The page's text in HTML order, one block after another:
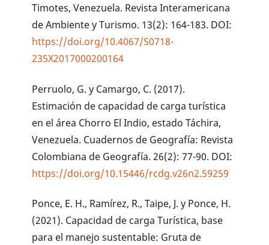
Timotes, Venezuela. Revista Interamericana
de Ambiente y Turismo. 13(2): 164-183. DOI:
https://doi.org/10.4067/S0718-
235X2017000200164
Perruolo, G. y Camargo, C. (2017).
Estimación de capacidad de carga turística
en el área Chorro El Indio, estado Táchira,
Venezuela. Cuadernos de Geografía: Revista
Colombiana de Geografía. 26(2): 77-90. DOI:
https://doi.org/10.15446/rcdg.v26n2.59259
Ponce, E. H., Ramírez, R., Taipe, J. y Ponce, H.
(2021). Capacidad de carga Turística, base
para el manejo sustentable: Gruta de